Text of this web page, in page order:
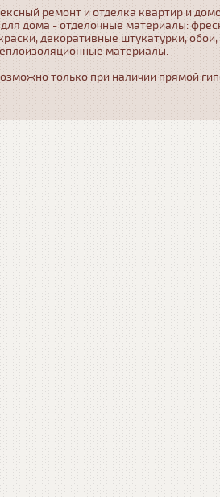
ремонт и отделка квартир и
дома - отделочные материалы:
декоративные штукатурки,
материалы.
только при наличии прямой